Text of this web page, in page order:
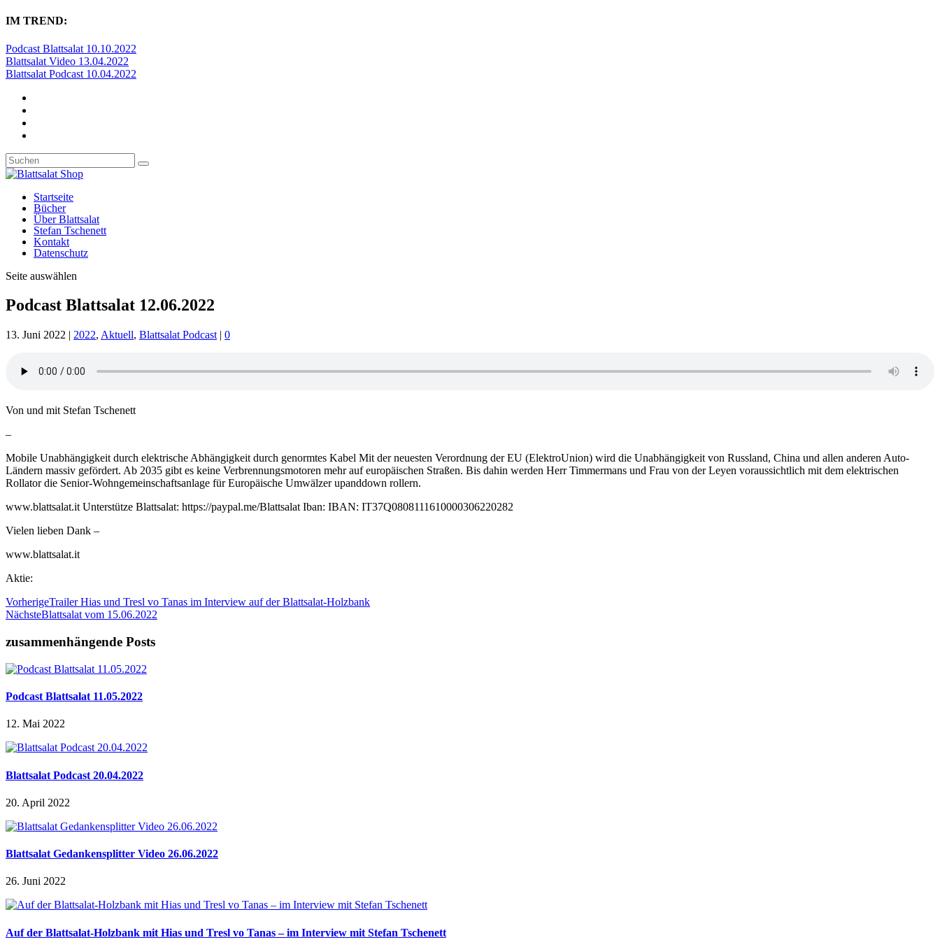
IM TREND:
Podcast Blattsalat 10.10.2022
Blattsalat Video 13.04.2022
Blattsalat Podcast 10.04.2022
Startseite
Bücher
Über Blattsalat
Stefan Tschenett
Kontakt
Datenschutz
Seite auswählen
Podcast Blattsalat 12.06.2022
13. Juni 2022 | 2022, Aktuell, Blattsalat Podcast | 0
Von und mit Stefan Tschenett
–
Mobile Unabhängigkeit durch elektrische Abhängigkeit durch genormtes Kabel Mit der neuesten Verordnung der EU (ElektroUnion) wird die Unabhängigkeit von Russland, China und allen anderen Auto-
Ländern massiv gefördert. Ab 2035 gibt es keine Verbrennungsmotoren mehr auf europäischen Straßen. Bis dahin werden Herr Timmermans und Frau von der Leyen voraussichtlich mit dem elektrischen
Rollator die Senior-Wohngemeinschaftsanlage für Europäische Umwälzer upanddown rollern.
www.blattsalat.it Unterstütze Blattsalat: https://paypal.me/Blattsalat Iban: IBAN: IT37Q0808111610000306220282
Vielen lieben Dank –
www.blattsalat.it
Aktie:
VorherigeTrailer Hias und Tresl vo Tanas im Interview auf der Blattsalat-Holzbank
NächsteBlattsalat vom 15.06.2022
zusammenhängende Posts
Podcast Blattsalat 11.05.2022
12. Mai 2022
Blattsalat Podcast 20.04.2022
20. April 2022
Blattsalat Gedankensplitter Video 26.06.2022
26. Juni 2022
Auf der Blattsalat-Holzbank mit Hias und Tresl vo Tanas – im Interview mit Stefan Tschenett